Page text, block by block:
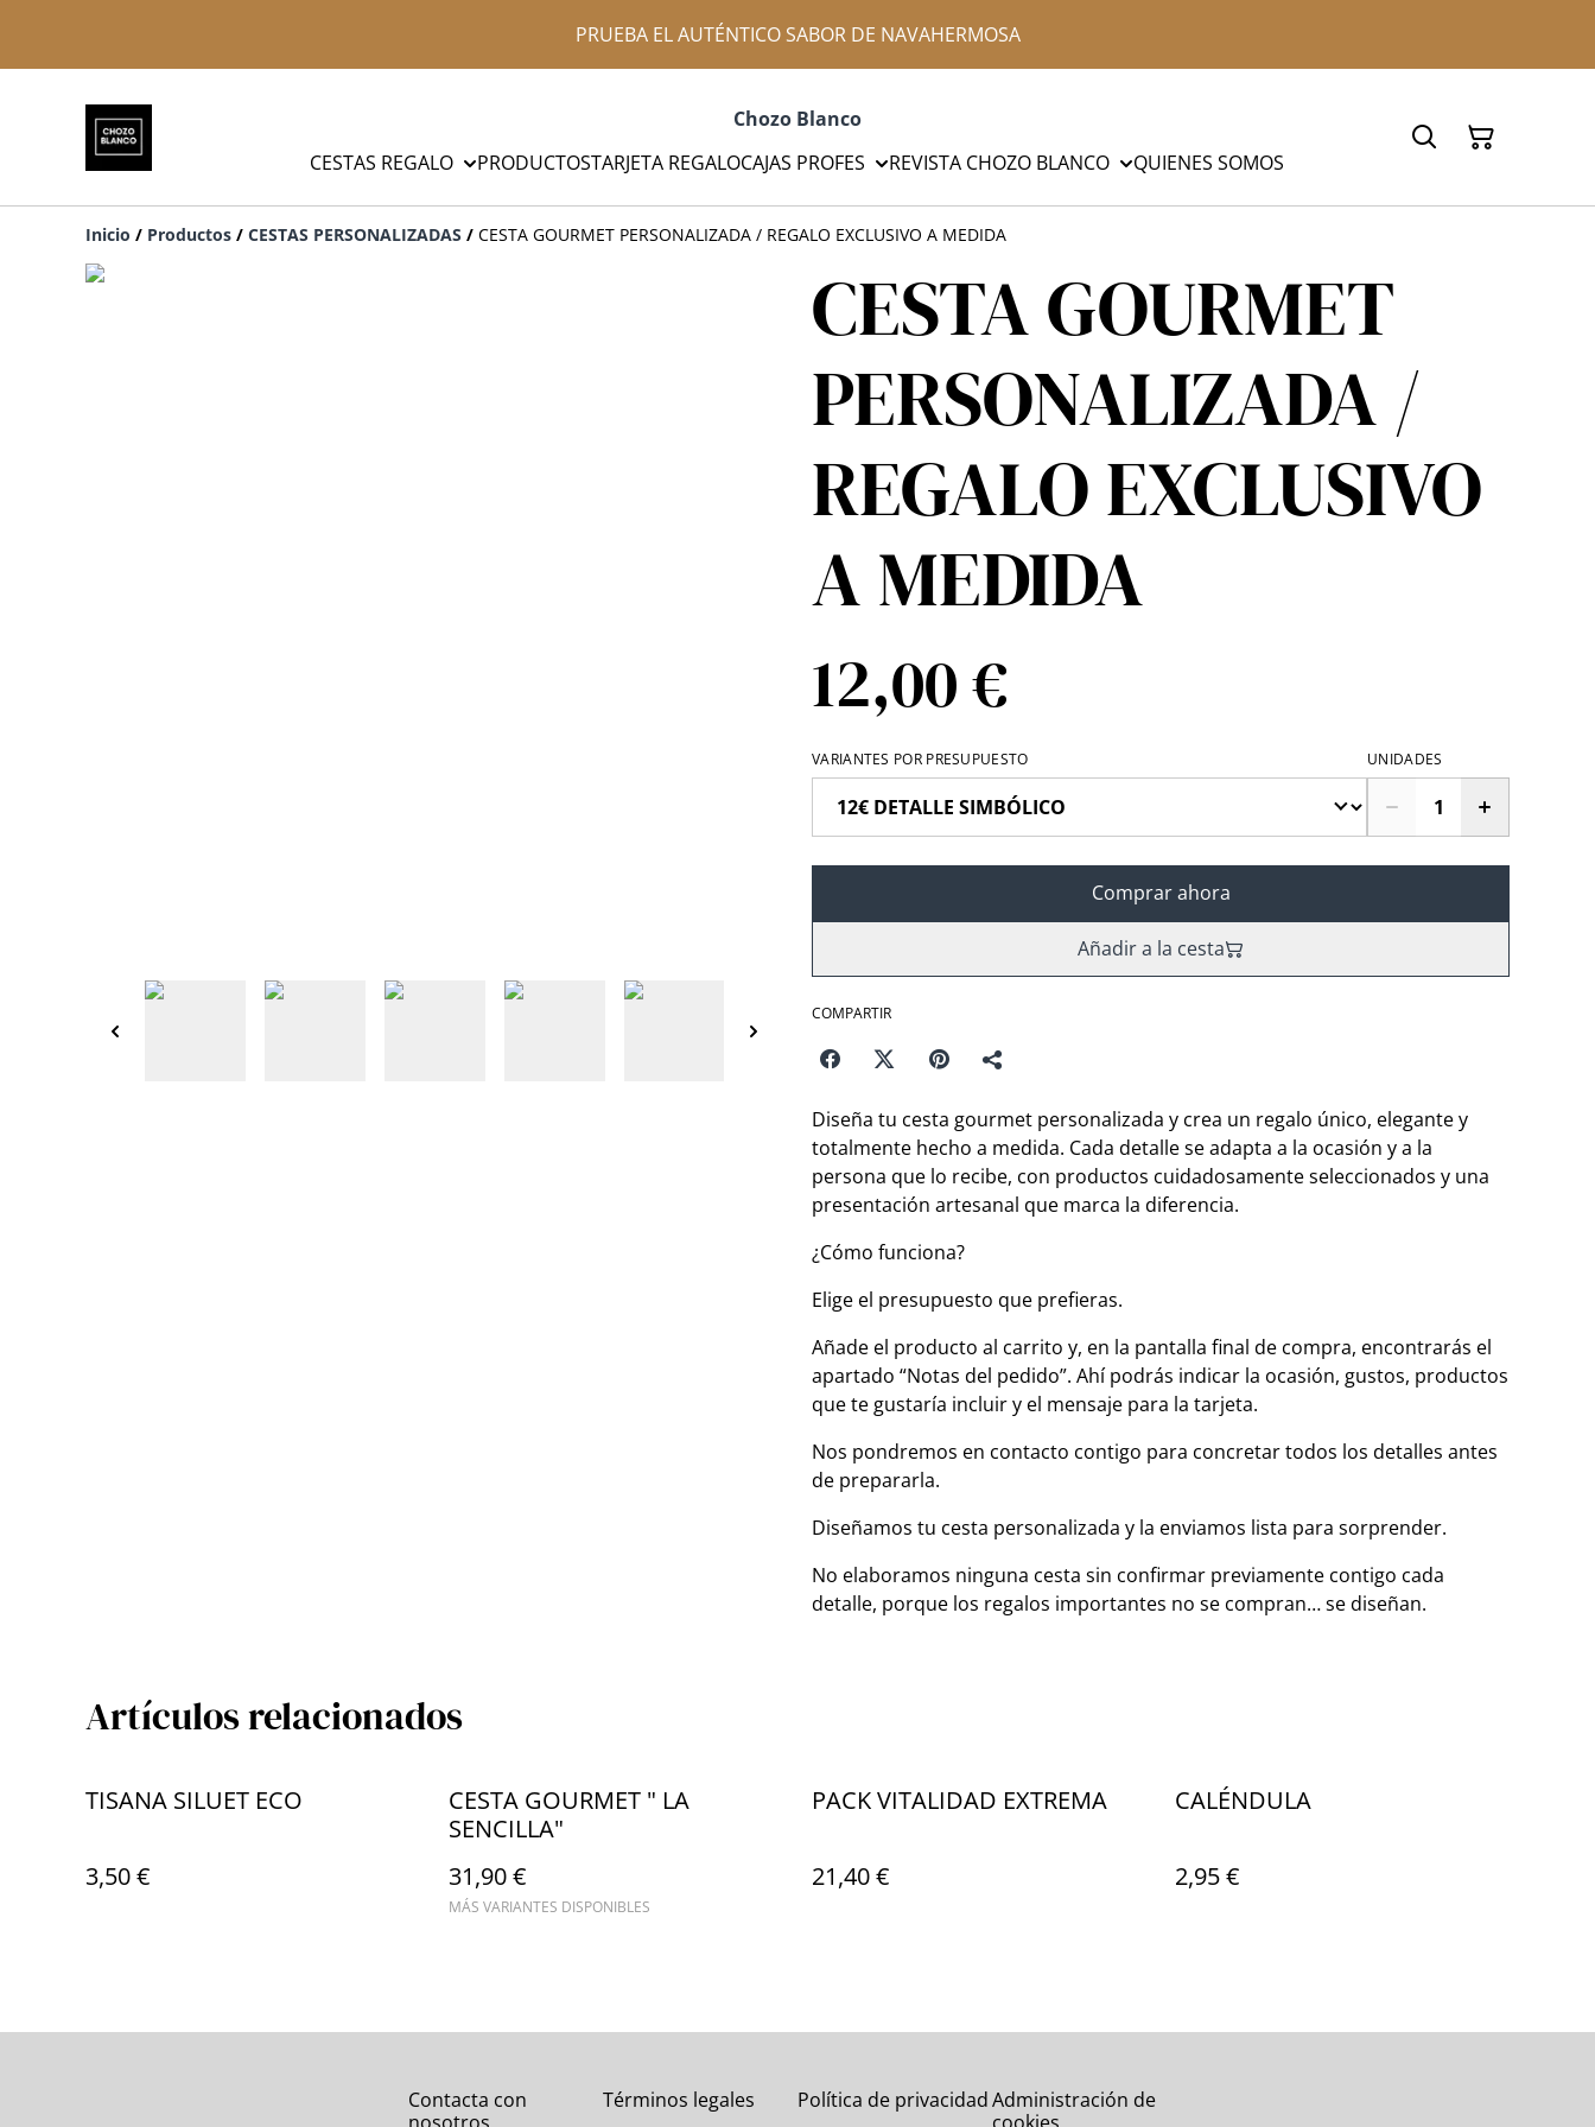
PRUEBA EL AUTÉNTICO SABOR DE NAVAHERMOSA
Chozo Blanco
CESTAS REGALO
PRODUCTOSTARJETA REGALOCAJAS PROFES REVISTA CHOZO BLANCO QUIENES SOMOS
Inicio / Productos / CESTAS PERSONALIZADAS / CESTA GOURMET PERSONALIZADA / REGALO EXCLUSIVO A MEDIDA
CESTA GOURMET
PERSONALIZADA /
REGALO EXCLUSIVO
A MEDIDA
12,00 €
VARIANTES POR PRESUPUESTO UNIDADES
Comprar ahora
Añadir a la cesta
COMPARTIR
Diseña tu cesta gourmet personalizada y crea un regalo único, elegante y
totalmente hecho a medida. Cada detalle se adapta a la ocasión y a la
persona que lo recibe, con productos cuidadosamente seleccionados y una
presentación artesanal que marca la diferencia.
¿Cómo funciona?
Elige el presupuesto que prefieras.
Añade el producto al carrito y, en la pantalla final de compra, encontrarás el
apartado “Notas del pedido”. Ahí podrás indicar la ocasión, gustos, productos
que te gustaría incluir y el mensaje para la tarjeta.
Nos pondremos en contacto contigo para concretar todos los detalles antes
de prepararla.
Diseñamos tu cesta personalizada y la enviamos lista para sorprender.
No elaboramos ninguna cesta sin confirmar previamente contigo cada
detalle, porque los regalos importantes no se compran… se diseñan.
Artículos relacionados
TISANA SILUET ECO
3,50 €
CESTA GOURMET " LA
SENCILLA"
31,90 €
MÁS VARIANTES DISPONIBLES
PACK VITALIDAD EXTREMA
21,40 €
CALÉNDULA
2,95 €
Contacta con
Términos legales Política de privacidadAdministración de